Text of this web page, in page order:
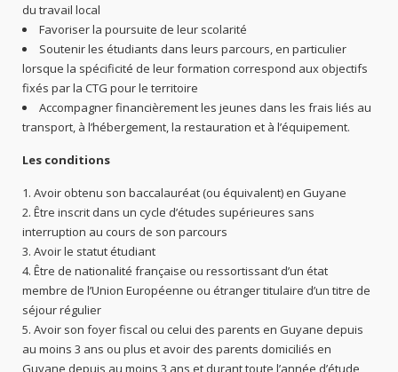
du travail local
Favoriser la poursuite de leur scolarité
Soutenir les étudiants dans leurs parcours, en particulier
lorsque la spécificité de leur formation correspond aux objectifs
fixés par la CTG pour le territoire
Accompagner financièrement les jeunes dans les frais liés au
transport, à l’hébergement, la restauration et à l’équipement.
Les conditions
Avoir obtenu son baccalauréat (ou équivalent) en Guyane
Être inscrit dans un cycle d’études supérieures sans
interruption au cours de son parcours
Avoir le statut étudiant
Être de nationalité française ou ressortissant d’un état
membre de l’Union Européenne ou étranger titulaire d’un titre de
séjour régulier
Avoir son foyer fiscal ou celui des parents en Guyane depuis
au moins 3 ans ou plus et avoir des parents domiciliés en
Guyane depuis au moins 3 ans et durant toute l’année d’étude